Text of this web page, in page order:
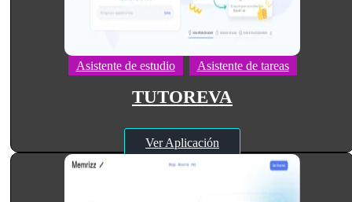
Asistente de estudio Asistente de tareas
TUTOREVA
Ver Aplicación